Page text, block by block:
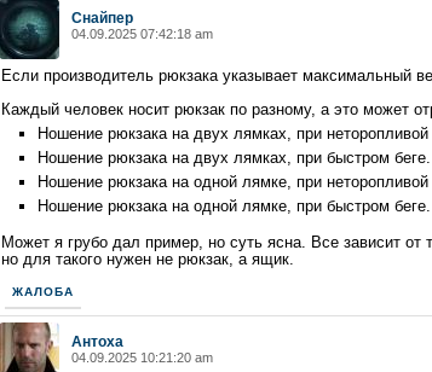
Снайпер
04.09.2025 07:42:18 am
Если производитель рюкзака указывает максимальный
Каждый человек носит рюкзак по разному, а это может
Ношение рюкзака на двух лямках, при
Ношение рюкзака на двух лямках, при быстром
Ношение рюкзака на одной лямке, при
Ношение рюкзака на одной лямке, при быстром
Может я грубо дал пример, но суть ясна. Все зависит от
но для такого нужен не рюкзак, а ящик.
ЖАЛОБА
Антоха
04.09.2025 10:21:20 am